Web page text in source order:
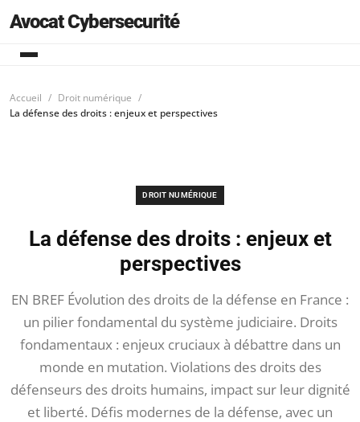
Avocat Cybersecurité
Accueil
Droit numérique
La défense des droits : enjeux et perspectives
DROIT NUMÉRIQUE
La défense des droits : enjeux et
perspectives
EN BREF Évolution des droits de la défense en France :
un pilier fondamental du système judiciaire. Droits
fondamentaux : enjeux cruciaux à débattre dans un
monde en mutation. Violations des droits des
défenseurs des droits humains, impact sur leur dignité
et liberté. Défis modernes de la défense, avec un